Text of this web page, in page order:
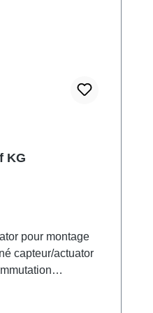
30000 modules,
KG
pour montage
capteur/actuator